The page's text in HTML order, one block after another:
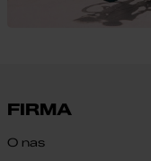
FIRMA
O nas